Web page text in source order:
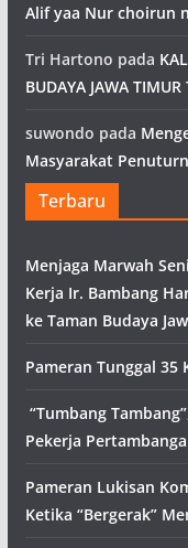
Alif yaa Nur choirun
Tri Hartono pada
BUDAYA JAWA
suwondo pada
Masyarakat
Terbaru
Menjaga Marwah
Kerja Ir. Bambang
ke Taman Budaya
Pameran Tunggal 35
“Tumbang
Pekerja
Pameran Lukisan
Ketika “Bergerak”